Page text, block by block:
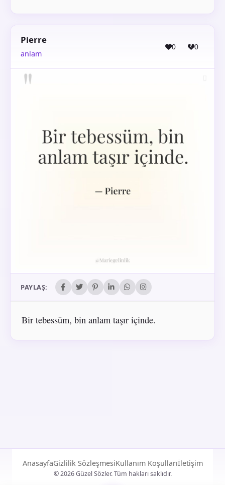
Pierre
anlam
0 0
PAYLAŞ:
Bir tebessüm, bin anlam taşır içinde.
AnasayfaGizlilik SözleşmesiKullanım Koşullarıİletişim
© 2026 Güzel Sözler. Tüm hakları saklıdır.